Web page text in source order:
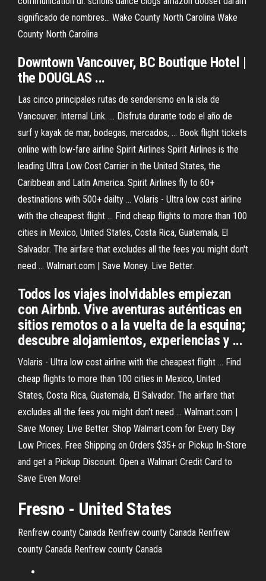
significado de nombres… Wake County North Carolina Wake
County North Carolina
DowntownVancouver, BC Boutique Hotel |
the DOUGLAS ...
Las cinco principales rutas de senderismo en la isla de
Vancouver. Internal Link. ... Disfruta durante todo el año de
surf y kayak de mar, bodegas, mercados, ... Book flight tickets
online with low-fare airline Spirit Airlines Spirit Airlines is the
leading Ultra Low Cost Carrier in the United States, the
Caribbean and Latin America. Spirit Airlines fly to 60+
destinations with 500+ dailty ... Volaris - Ultra low cost airline
with the cheapest flight ... Find cheap flights to more than 100
cities in Mexico, United States, Costa Rica, Guatemala, El
Salvador. The airfare that excludes all the fees you might don't
need ... Walmart.com | Save Money. Live Better.
Todos los viajes inolvidables empiezan
con Airbnb. Vive aventuras auténticas en
sitios remotos o a la vuelta de la esquina;
descubre alojamientos, experiencias y ...
Volaris - Ultra low cost airline with the cheapest flight ... Find
cheap flights to more than 100 cities in Mexico, United
States, Costa Rica, Guatemala, El Salvador. The airfare that
excludes all the fees you might don't need ... Walmart.com |
Save Money. Live Better. Shop Walmart.com for Every Day
Low Prices. Free Shipping on Orders $35+ or Pickup In-Store
and get a Pickup Discount. Open a Walmart Credit Card to
Save Even More!
Fresno - United States
Renfrew county Canada Renfrew county Canada Renfrew
county Canada Renfrew county Canada